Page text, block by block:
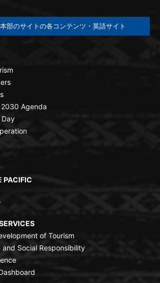
部のサイトの各コンテンツ・英語サイト
Agenda
Day
PACIFIC
of Tourism
and Social Responsibility